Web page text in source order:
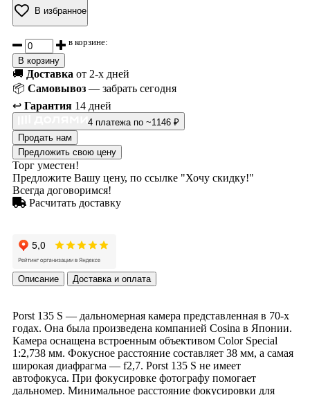
В избранное
в корзине:
В корзину
🚚 Доставка от 2-х дней
📦 Самовывоз — забрать сегодня
↩️ Гарантия 14 дней
4 платежа по ~1146 ₽
Продать нам
Предложить свою цену
Торг уместен!
Предложите Вашу цену, по ссылке "Хочу скидку!"
Всегда договоримся!
Расчитать доставку
Описание Доставка и оплата
Porst 135 S — дальномерная камера представленная в 70-х
годах. Она была произведена компанией Cosina в Японии.
Камера оснащена встроенным объективом Color Special
1:2,738 мм. Фокусное расстояние составляет 38 мм, а самая
широкая диафрагма — f2,7. Porst 135 S не имеет
автофокуса. При фокусировке фотографу помогает
дальномер. Минимальное расстояние фокусировки для